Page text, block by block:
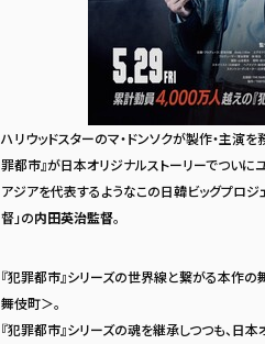
ハリウッドスターのマ・ドンソクが製作・主演
罪都市』が日本オリジナルストーリーでついに
アジアを代表するようなこの日韓ビッグプロジ
督」の内田英治監督。
『犯罪都市』シリーズの世界線と繋がる本作
舞伎町＞。
『犯罪都市』シリーズの魂を継承しつつも、日